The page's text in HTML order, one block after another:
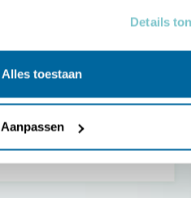
Details
Alles toestaan
Aanpassen